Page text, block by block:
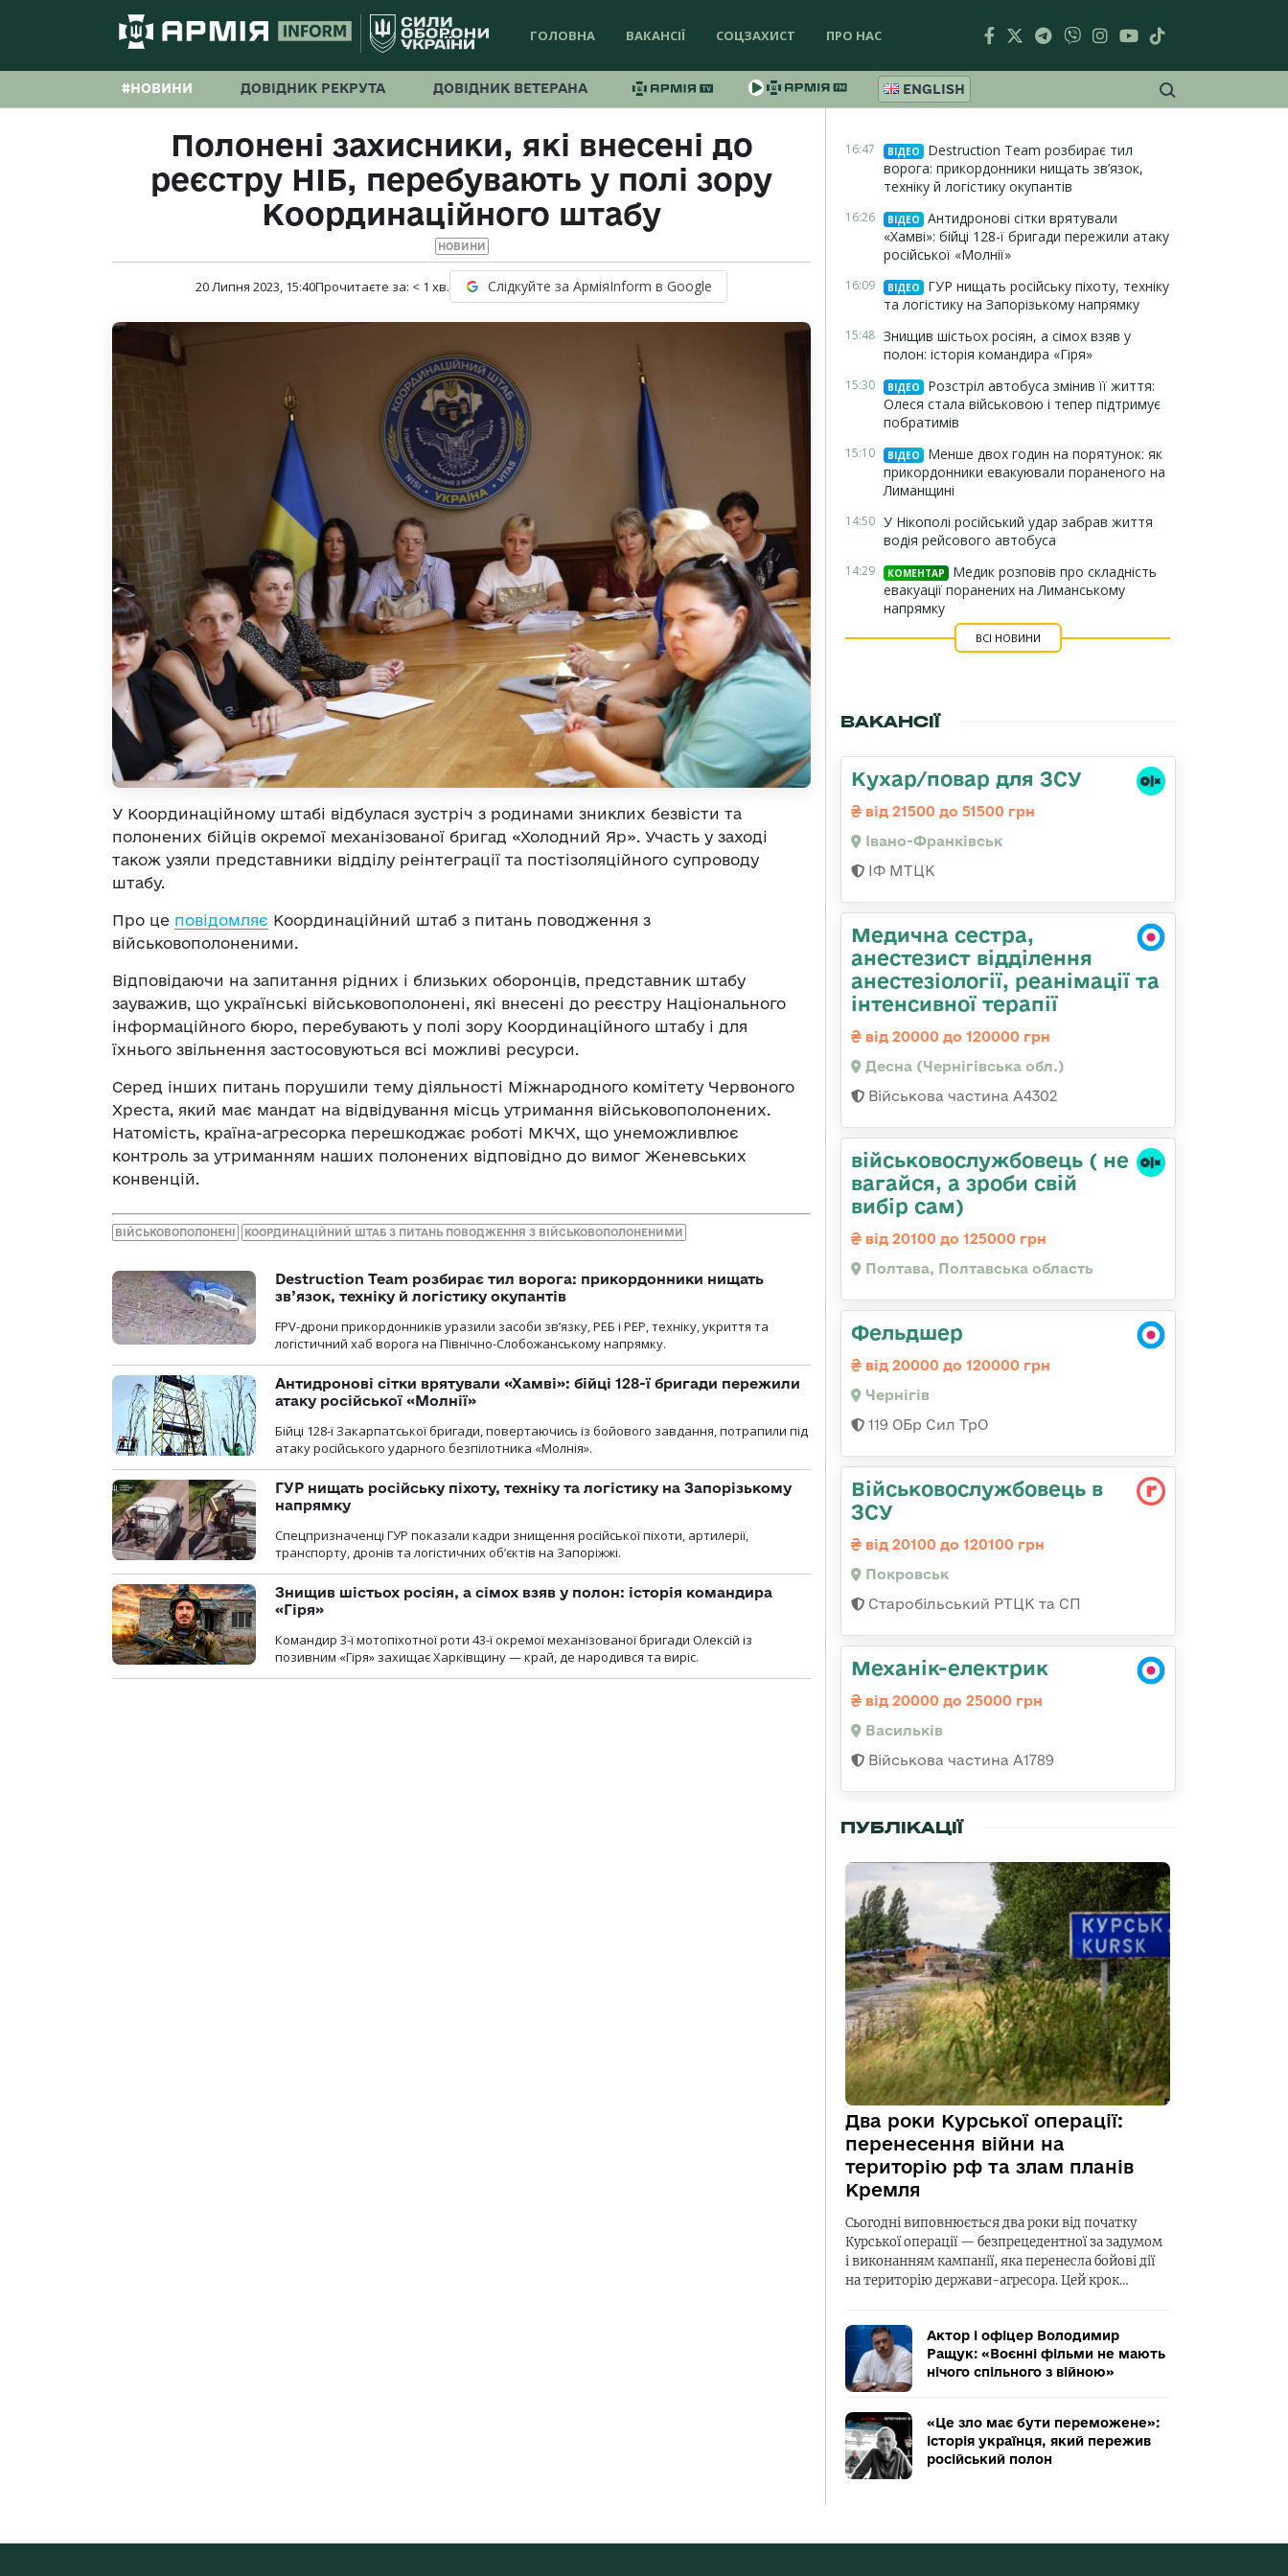
ГОЛОВНА ВАКАНСІЇ СОЦЗАХИСТ ПРО НАС
#НОВИНИ ДОВІДНИК РЕКРУТА ДОВІДНИК ВЕТЕРАНА ENGLISH
Полонені захисники, які внесені до
реєстру НІБ, перебувають у полі зору
Координаційного штабу
НОВИНИ
20 Липня 2023, 15:40Прочитаєте за: < 1 хв. Слідкуйте за АрміяInform в Google
У Координаційному штабі відбулася зустріч з родинами зниклих безвісти та
полонених бійців окремої механізованої бригад «Холодний Яр». Участь у заході
також узяли представники відділу реінтеграції та постізоляційного супроводу
штабу.
Про це повідомляє Координаційний штаб з питань поводження з
військовополоненими.
Відповідаючи на запитання рідних і близьких оборонців, представник штабу
зауважив, що українські військовополонені, які внесені до реєстру Національного
інформаційного бюро, перебувають у полі зору Координаційного штабу і для
їхнього звільнення застосовуються всі можливі ресурси.
Серед інших питань порушили тему діяльності Міжнародного комітету Червоного
Хреста, який має мандат на відвідування місць утримання військовополонених.
Натомість, країна-агресорка перешкоджає роботі МКЧХ, що унеможливлює
контроль за утриманням наших полонених відповідно до вимог Женевських
конвенцій.
ВІЙСЬКОВОПОЛОНЕНІ КООРДИНАЦІЙНИЙ ШТАБ З ПИТАНЬ ПОВОДЖЕННЯ З ВІЙСЬКОВОПОЛОНЕНИМИ
Destruction Team розбирає тил ворога: прикордонники нищать
зв’язок, техніку й логістику окупантів
FPV-дрони прикордонників уразили засоби зв’язку, РЕБ і РЕР, техніку, укриття та
логістичний хаб ворога на Північно-Слобожанському напрямку.
Антидронові сітки врятували «Хамві»: бійці 128-ї бригади пережили
атаку російської «Молнії»
Бійці 128-ї Закарпатської бригади, повертаючись із бойового завдання, потрапили під
атаку російського ударного безпілотника «Молнія».
ГУР нищать російську піхоту, техніку та логістику на Запорізькому
напрямку
Спецпризначенці ГУР показали кадри знищення російської піхоти, артилерії,
транспорту, дронів та логістичних об’єктів на Запоріжжі.
Знищив шістьох росіян, а сімох взяв у полон: історія командира
«Гіря»
Командир 3-ї мотопіхотної роти 43-ї окремої механізованої бригади Олексій із
позивним «Гіря» захищає Харківщину — край, де народився та виріс.
16:47 ВІДЕО
Destruction Team розбирає тил
ворога: прикордонники нищать зв’язок,
техніку й логістику окупантів
16:26 ВІДЕО
Антидронові сітки врятували
«Хамві»: бійці 128-ї бригади пережили атаку
російської «Молнії»
16:09 ВІДЕО
ГУР нищать російську піхоту, техніку
та логістику на Запорізькому напрямку
15:48 Знищив шістьох росіян, а сімох взяв у
полон: історія командира «Гіря»
15:30 ВІДЕО
Розстріл автобуса змінив її життя:
Олеся стала військовою і тепер підтримує
побратимів
15:10 ВІДЕО
Менше двох годин на порятунок: як
прикордонники евакуювали пораненого на
Лиманщині
14:50 У Нікополі російський удар забрав життя
водія рейсового автобуса
14:29 КОМЕНТАР
Медик розповів про складність
евакуації поранених на Лиманському
напрямку
ВСІ НОВИНИ
ВАКАНСІЇ
Кухар/повар для ЗСУ
від 21500 до 51500 грн
Івано-Франківськ
ІФ МТЦК
Медична сестра,
анестезист відділення
анестезіології, реанімації та
інтенсивної терапії
від 20000 до 120000 грн
Десна (Чернігівська обл.)
Військова частина А4302
військовослужбовець ( не
вагайся, а зроби свій
вибір сам)
від 20100 до 125000 грн
Полтава, Полтавська область
Фельдшер
від 20000 до 120000 грн
Чернігів
119 ОБр Сил ТрО
Військовослужбовець в
ЗСУ
від 20100 до 120100 грн
Покровськ
Старобільський РТЦК та СП
Механік-електрик
від 20000 до 25000 грн
Васильків
Військова частина А1789
ПУБЛІКАЦІЇ
Два роки Курської операції:
перенесення війни на
територію рф та злам планів
Кремля
Сьогодні виповнюється два роки від початку
Курської операції — безпрецедентної за задумом
і виконанням кампанії, яка перенесла бойові дії
на територію держави-агресора. Цей крок…
Актор і офіцер Володимир
Ращук: «Воєнні фільми не мають
нічого спільного з війною»
«Це зло має бути переможене»:
історія українця, який пережив
російський полон